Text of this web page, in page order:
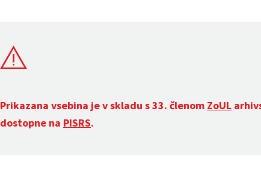
Prikazana vsebina je v skladu s 33. členom ZoUL
dostopne na PISRS.